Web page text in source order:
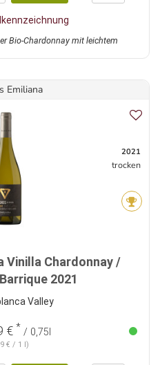
Bio-Chardonnay mit leichtem
Emiliana
2021
trocken
Vinilla Chardonnay /
2021
Valley
€ * / 0,75l
€ / 1 l)